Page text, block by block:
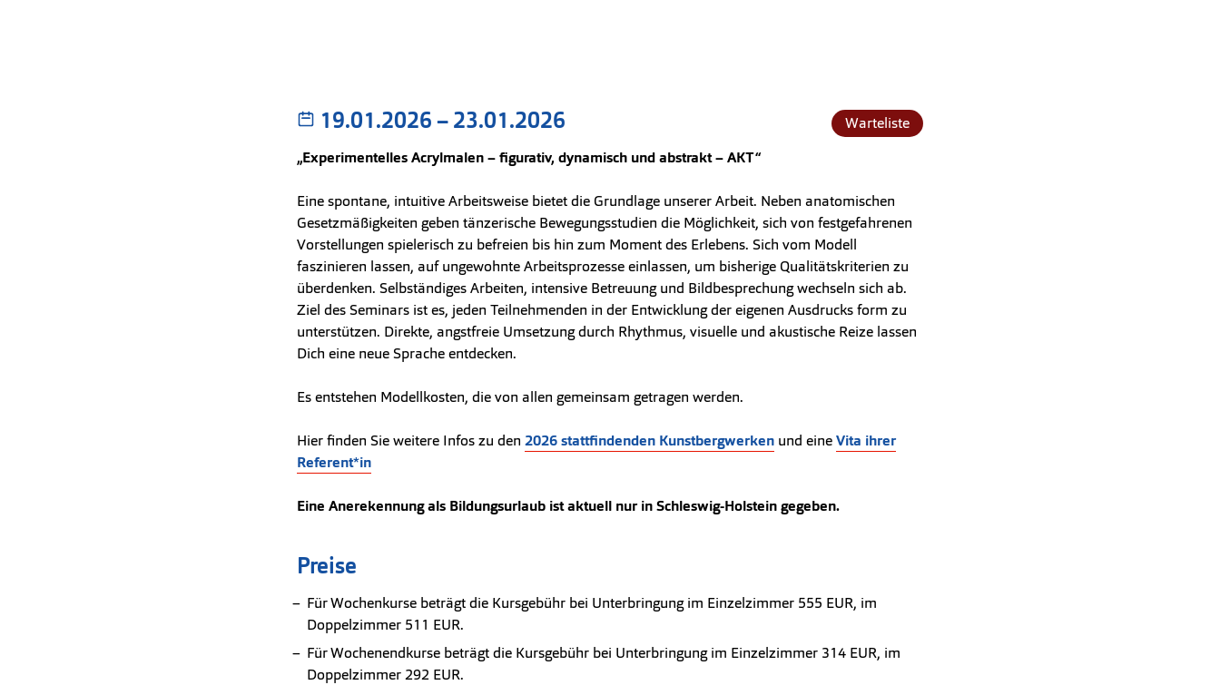
19.01.2026–bis
23.01.2026
Warteliste
„Experimentelles Acrylmalen – figurativ, dynamisch und abstrakt – AKT“
Eine spontane, intuitive Arbeitsweise bietet die Grundlage unserer Arbeit. Neben anatomischen
Gesetzmäßigkeiten geben tänzerische Bewegungsstudien die Möglichkeit, sich von festgefahrenen
Vorstellungen spielerisch zu befreien bis hin zum Moment des Erlebens. Sich vom Modell
faszinieren lassen, auf ungewohnte Arbeitsprozesse einlassen, um bisherige Qualitätskriterien zu
überdenken. Selbständiges Arbeiten, intensive Betreuung und Bildbesprechung wechseln sich ab.
Ziel des Seminars ist es, jeden Teilnehmenden in der Entwicklung der eigenen Ausdrucks form zu
unterstützen. Direkte, angstfreie Umsetzung durch Rhythmus, visuelle und akustische Reize lassen
Dich eine neue Sprache entdecken.
Es entstehen Modellkosten, die von allen gemeinsam getragen werden.
Hier finden Sie weitere Infos zu den 2026 stattfindenden Kunstbergwerken und eineVita ihrer
Referent*in
Eine Anerekennung als Bildungsurlaub ist aktuell nur in Schleswig-Holstein gegeben.
Preise
Für Wochenkurse beträgt die Kursgebühr bei Unterbringung im Einzelzimmer 555 EUR, im
Doppelzimmer 511 EUR.
Für Wochenendkurse beträgt die Kursgebühr bei Unterbringung im Einzelzimmer 314 EUR, im
Doppelzimmer 292 EUR.